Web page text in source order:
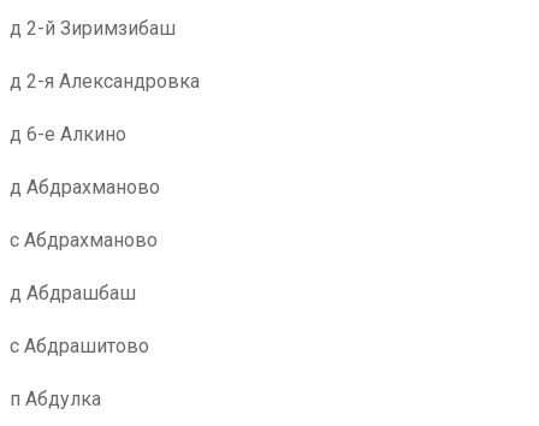
д 2-й Зиримзибаш
д 2-я Александровка
д 6-е Алкино
д Абдрахманово
с Абдрахманово
д Абдрашбаш
с Абдрашитово
п Абдулка